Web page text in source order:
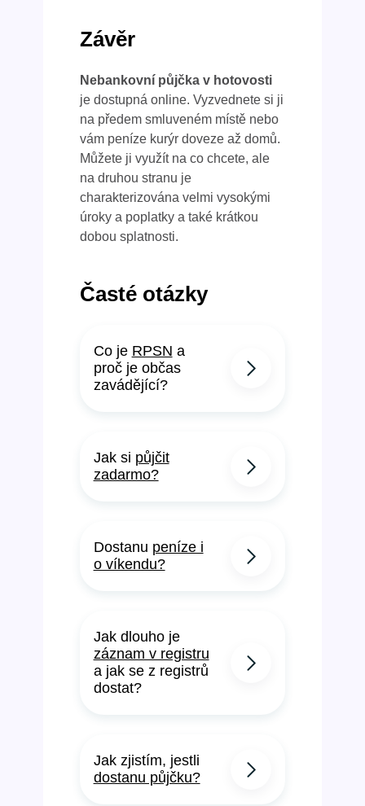
Závěr
Nebankovní půjčka v hotovosti
je dostupná online. Vyzvednete si ji
na předem smluveném místě nebo
vám peníze kurýr doveze až domů.
Můžete ji využít na co chcete, ale
na druhou stranu je
charakterizována velmi vysokými
úroky a poplatky a také krátkou
dobou splatnosti.
Časté otázky
Co je RPSN a
proč je občas
zavádějící?
Jak si půjčit
zadarmo?
Dostanu peníze i
o víkendu?
Jak dlouho je
záznam v registru
a jak se z registrů
dostat?
Jak zjistím, jestli
dostanu půjčku?